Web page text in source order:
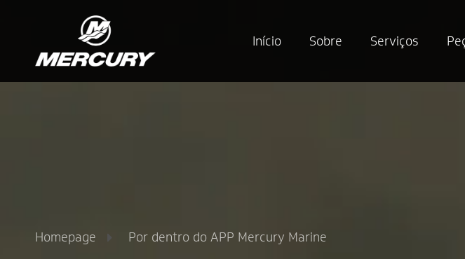
Início Sobre Serviços
Homepage Por dentro do APP Mercury Marine